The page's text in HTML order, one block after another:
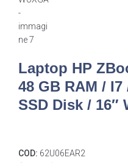
Laptop HP
48 GB RAM / I7
SSD Disk / 16″
COD: 62U06EAR2